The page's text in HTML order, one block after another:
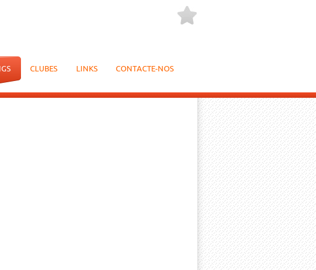
CLUBES LINKS CONTACTE-NOS